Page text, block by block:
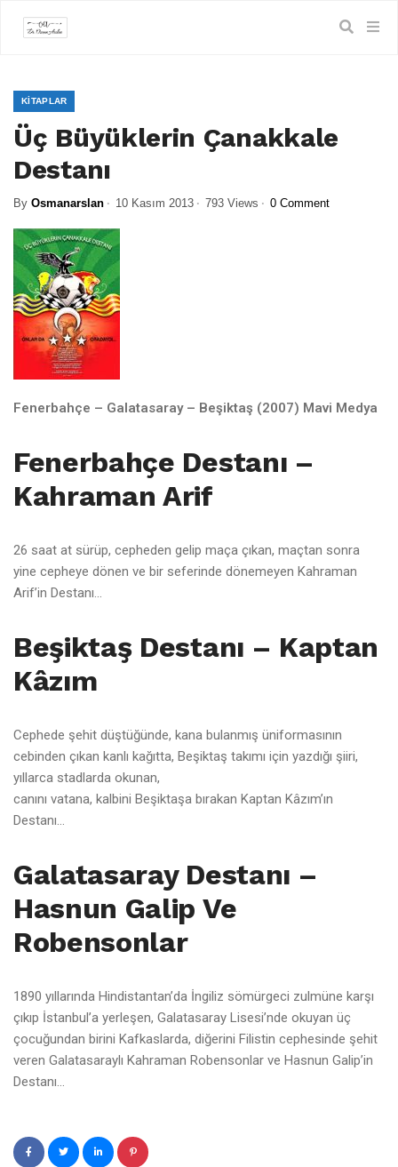
KITAPLAR
Üç Büyüklerin Çanakkale
Destanı
By Osmanarslan 10 Kasım 2013 793 Views 0 Comment
Fenerbahçe – Galatasaray – Beşiktaş (2007) Mavi Medya
Fenerbahçe Destanı –
Kahraman Arif
26 saat at sürüp, cepheden gelip maça çıkan, maçtan sonra
yine cepheye dönen ve bir seferinde dönemeyen Kahraman
Arif’in Destanı…
Beşiktaş Destanı – Kaptan
Kâzım
Cephede şehit düştüğünde, kana bulanmış üniformasının
cebinden çıkan kanlı kağıtta, Beşiktaş takımı için yazdığı şiiri,
yıllarca stadlarda okunan,
canını vatana, kalbini Beşiktaşa bırakan Kaptan Kâzım’ın
Destanı…
Galatasaray Destanı –
Hasnun Galip Ve
Robensonlar
1890 yıllarında Hindistantan’da İngiliz sömürgeci zulmüne karşı
çıkıp İstanbul’a yerleşen, Galatasaray Lisesi’nde okuyan üç
çocuğundan birini Kafkaslarda, diğerini Filistin cephesinde şehit
veren Galatasaraylı Kahraman Robensonlar ve Hasnun Galip’in
Destanı…